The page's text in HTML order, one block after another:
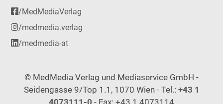
/MedMediaVerlag
/medmedia.verlag
/medmedia-at
© MedMedia Verlag und Mediaservice GmbH -
Seidengasse 9/Top 1.1, 1070 Wien - Tel.: +43 1